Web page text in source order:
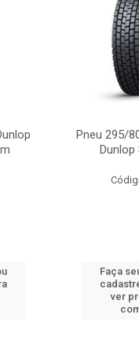
Pneu 295/
Dunlop
Faça
ver